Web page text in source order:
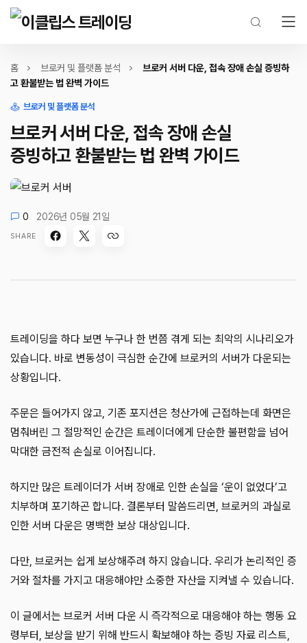
홈 브로커 및 플랫폼 분석
브로커 서버 다운, 접속 장애 손실 증빙하
고 환불받는 법 완벽 가이드
브로커 및 플랫폼 분석
브로커 서버 다운, 접속 장애 손실
증빙하고 환불받는 법 완벽 가이드
0 2026년 05월 21일
SHARE
트레이딩을 하다 보면 누구나 한 번쯤 겪게 되는 최악의 시나리오가
있습니다. 바로 변동성이 극심한 순간에 브로커의 서버가 다운되는
상황입니다.
주문은 들어가지 않고, 기존 포지션은 청산가에 근접하는데 화면은
멈춰버린 그 절망적인 순간은 트레이더에게 단순한 불편함을 넘어
막대한 금전적 손실로 이어집니다.
하지만 많은 트레이더가 서버 장애로 인한 손실을 ‘운이 없었다’고
치부하며 포기하곤 합니다. 결론부터 말씀드리면, 브로커의 과실로
인한 서버 다운은 명백한 보상 대상입니다.
다만, 브로커는 쉽게 보상해주려 하지 않습니다. 우리가 논리적인 증
거와 절차를 가지고 대응해야만 소중한 자산을 지켜낼 수 있습니다.
이 글에서는 브로커 서버 다운 시 즉각적으로 대응해야 하는 행동 요
령부터, 보상을 받기 위해 반드시 확보해야 하는 증빙 자료 리스트,